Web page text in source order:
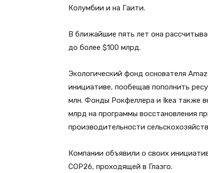
Колумбии и на Гаити.
В ближайшие пять лет она
до более $100 млрд.
Экологический фонд основателя
инициативе, пообещав пополнить
млн. Фонды Рокфеллера и Ikea также
млрд на программы восстановления
производительности
Компании объявили о своих
COP26, проходящей в Глазго.